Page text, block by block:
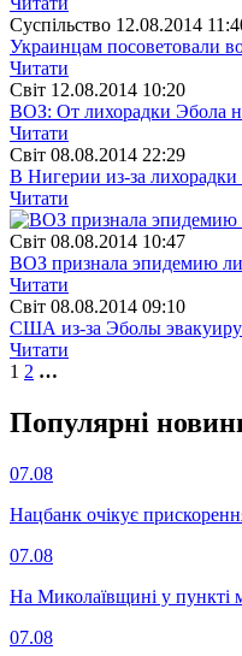
Суспiльство 12.08.2014
Украинцам посоветовали
Читати
Свiт 12.08.2014 10:20
ВОЗ: От лихорадки Эбола
Читати
Свiт 08.08.2014 22:29
В Нигерии из-за
Читати
Свiт 08.08.2014 10:47
ВОЗ признала эпидемию
Читати
Свiт 08.08.2014 09:10
США из-за Эболы
Читати
1 2 …
Популярнi
07.08
Нацбанк очікує
07.08
На Миколаївщині у пункті
07.08